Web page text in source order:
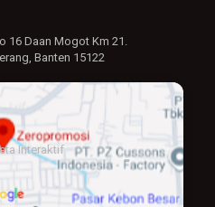
16 Daan Mogot Km 21.
Banten 15122
Interaktif